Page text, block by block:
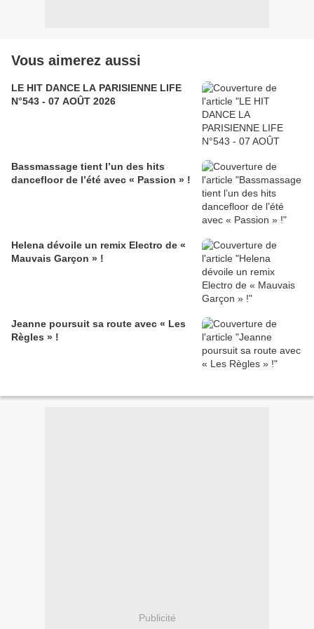
Vous aimerez aussi
LE HIT DANCE LA PARISIENNE LIFE
N°543 - 07 AOÛT 2026
Bassmassage tient l’un des hits
dancefloor de l’été avec « Passion » !
Helena dévoile un remix Electro de «
Mauvais Garçon » !
Jeanne poursuit sa route avec « Les
Règles » !
Publicité